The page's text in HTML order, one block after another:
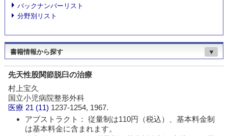
バックナンバーリスト
分野別リスト
書籍情報から探す ▼
先天性股関節脱臼の治療
村上宝久
国立小児病院整形外科
医療 21 (11) 1237-1254, 1967.
アブストラクト： 従量制は110円（税込）、基本料金制
は基本料金に含まれます。